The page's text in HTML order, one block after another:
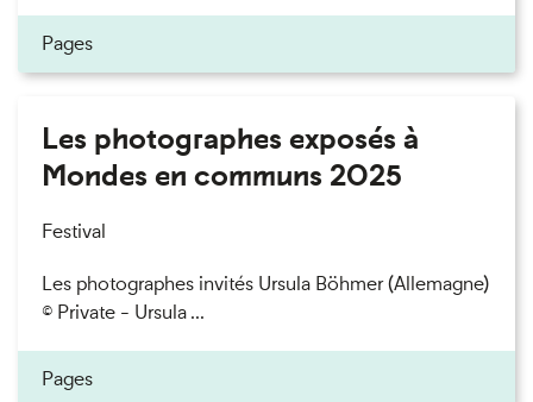
Pages
Les photographes exposés à
Mondes en communs 2025
Festival
Les photographes invités Ursula Böhmer (Allemagne)
© Private - Ursula ...
Pages